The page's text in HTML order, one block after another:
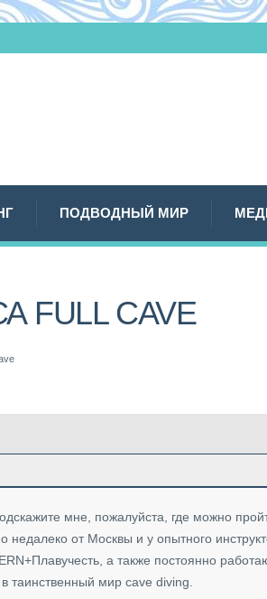
ПОДВОДНЫЙ МИР
CAVE
мне, пожалуйста, где можно
недалеко от Москвы и у опытного
а также постоянно
таинственный мир cave diving.